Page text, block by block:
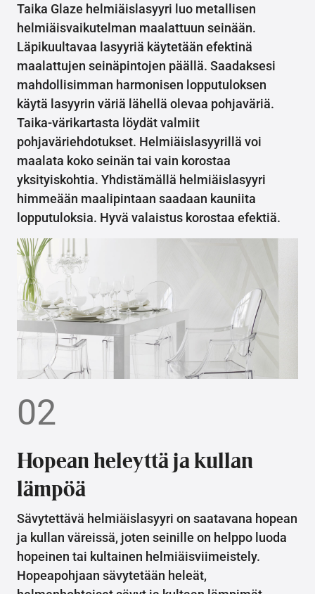
Taika Glaze helmiäislasyyri luo metallisen
helmiäisvaikutelman maalattuun seinään.
Läpikuultavaa lasyyriä käytetään efektinä
maalattujen seinäpintojen päällä. Saadaksesi
mahdollisimman harmonisen lopputuloksen
käytä lasyyrin väriä lähellä olevaa pohjaväriä.
Taika-värikartasta löydät valmiit
pohjaväriehdotukset. Helmiäislasyyrillä voi
maalata koko seinän tai vain korostaa
yksityiskohtia. Yhdistämällä helmiäislasyyri
himmeään maalipintaan saadaan kauniita
lopputuloksia. Hyvä valaistus korostaa efektiä.
02
Hopean heleyttä ja kullan
lämpöä
Sävytettävä helmiäislasyyri on saatavana hopean
ja kullan väreissä, joten seinille on helppo luoda
hopeinen tai kultainen helmiäisviimeistely.
Hopeapohjaan sävytetään heleät,